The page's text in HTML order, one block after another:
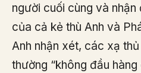
người cuối cùng và
của cả kẻ thù Anh và
Anh nhận xét, các xạ
thường “không đầu